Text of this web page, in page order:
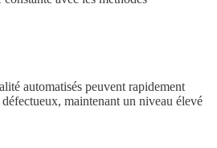
automatisés peuvent rapidement
maintenant un niveau élevé